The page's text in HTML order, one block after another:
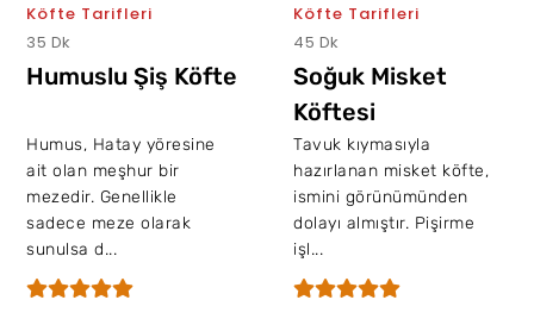
Köfte Tarifleri
35 Dk
Humuslu Şiş Köfte
Humus, Hatay yöresine
ait olan meşhur bir
mezedir. Genellikle
sadece meze olarak
sunulsa d...
Köfte Tarifleri
45 Dk
Soğuk Misket
Köftesi
Tavuk kıymasıyla
hazırlanan misket köfte,
ismini görünümünden
dolayı almıştır. Pişirme
işl...